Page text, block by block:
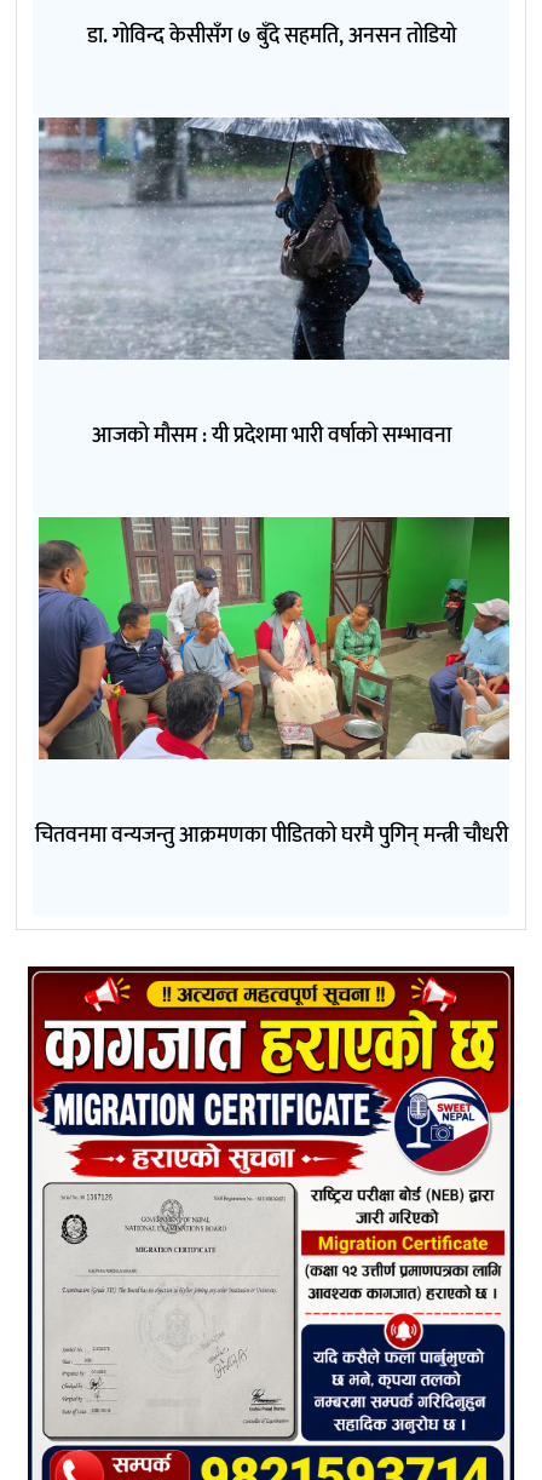
डा. गोविन्द केसीसँग ७ बुँदे सहमति, अनसन तोडियो
आजको मौसम : यी प्रदेशमा भारी वर्षाको सम्भावना
चितवनमा वन्यजन्तु आक्रमणका पीडितको घरमै पुगिन् मन्त्री चौधरी